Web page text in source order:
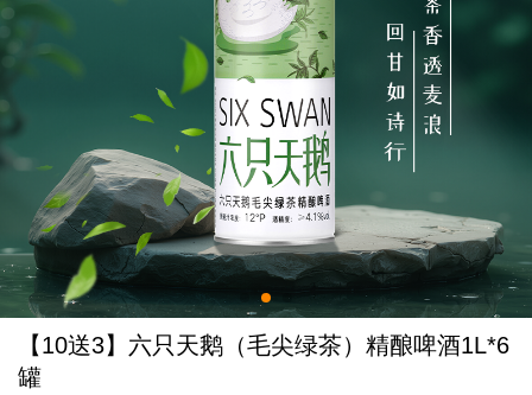
【10送3】六只天鹅（毛尖绿茶）精酿啤酒1L*6
罐